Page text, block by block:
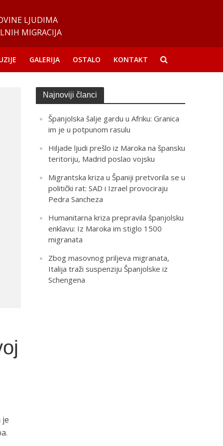
LJUDIMA
MIGRACIJA
GALERIJA OSTALO KONTAKT
je
Najnoviji članci
Španjolska šalje gardu u Afriku: Granica
im je u potpunom rasulu
Hiljade ljudi prešlo iz Maroka na špansku
teritoriju, Madrid poslao vojsku
Migrantska kriza u Španiji pretvorila se u
politički rat: SAD i Izrael provociraju
Pedra Sancheza
Humanitarna kriza prepravila španjolsku
enklavu: Iz Maroka im stiglo 1500
migranata
Zbog masovnog priljeva migranata,
Italija traži suspenziju Španjolske iz
Schengena